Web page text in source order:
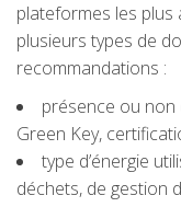
plateformes les plus
plusieurs types de
recommandations :
présence ou non
Green Key,
type d’énergie
déchets, de gestion